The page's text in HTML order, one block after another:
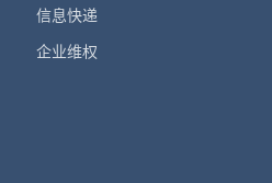
信息快递
企业维权